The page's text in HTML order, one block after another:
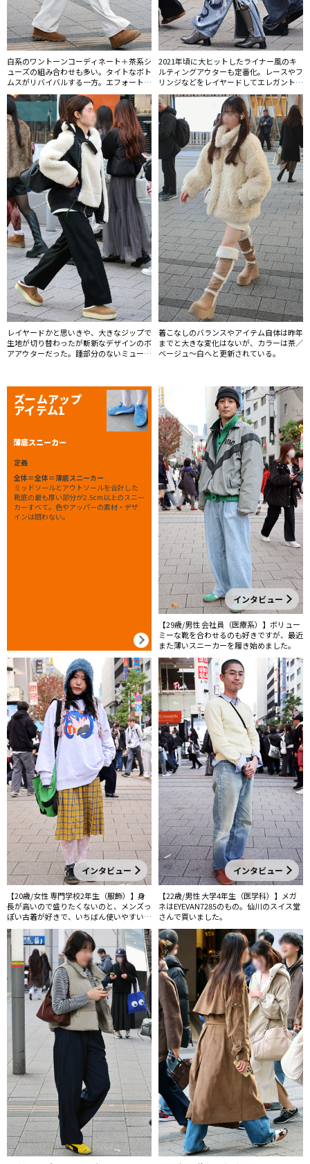
白系のワントーンコーディネート＋茶系シ
ューズの組み合わせも多い。タイトなボト
ムスがリバイバルする一方。エフォートレ
スなスウェットパンツの人気もしばらくは
継続しそう。
2021年頃に大ヒットしたライナー風のキ
ルティングアウターも定番化。レースやフ
リンジなどをレイヤードしてエレガントに
見せる着こなしが新鮮。
レイヤードかと思いきや、大きなジップで
生地が切り替わったが斬新なデザインのボ
アアウターだった。踵部分のないミュール
着こなしのバランスやアイテム自体は昨年
までと大きな変化はないが、カラーは茶／
ベージュ〜白へと更新されている。
ズームアップ
アイテム1
薄底スニーカー
定義
全体＝全体＝薄底スニーカー
ミッドソールとアウトソールを合計した
靴底の最も厚い部分が2.5cm以上のスニー
カーすべて。色やアッパーの素材・デザ
インは問わない。
インタビュー
【29歳/男性 会社員（医療系）】ボリュー
ミーな靴を合わせるのも好きですが、最近
また薄いスニーカーを履き始めました。
インタビュー
【20歳/女性 専門学校2年生（服飾）】身
長が高いので盛りたくないのと、メンズっ
ぽい古着が好きで、いちばん使いやすいソ
ールの低いスニーカーを選びがちです。
インタビュー
【22歳/男性 大学4年生（医学科）】メガ
ネはEYEVAN7285のもの。仙川のスイス堂
さんで買いました。